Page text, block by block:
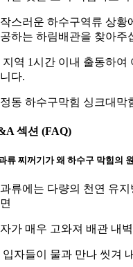
스러운 하수구역류 상황
하는 하림배관을 찾아주
지역 1시간 이내 출동하여
다.
동 하수구막힘 싱크대막
섹션 (FAQ)
류 찌꺼기가 왜 하수구 막힘의
류에는 다량의 천연 유
가 매우 고와져 배관 내
입자들이 물과 만나 씻겨